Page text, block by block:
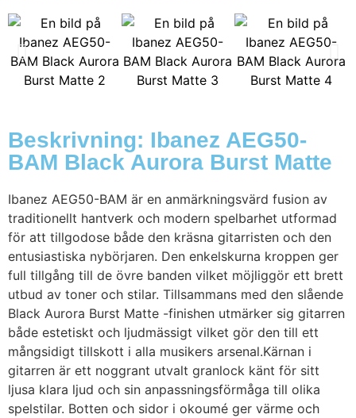
Beskrivning: Ibanez AEG50-
BAM Black Aurora Burst Matte
Ibanez AEG50-BAM är en anmärkningsvärd fusion av
traditionellt hantverk och modern spelbarhet utformad
för att tillgodose både den kräsna gitarristen och den
entusiastiska nybörjaren. Den enkelskurna kroppen ger
full tillgång till de övre banden vilket möjliggör ett brett
utbud av toner och stilar. Tillsammans med den slående
Black Aurora Burst Matte -finishen utmärker sig gitarren
både estetiskt och ljudmässigt vilket gör den till ett
mångsidigt tillskott i alla musikers arsenal.Kärnan i
gitarren är ett noggrant utvalt granlock känt för sitt
ljusa klara ljud och sin anpassningsförmåga till olika
spelstilar. Botten och sidor i okoumé ger värme och